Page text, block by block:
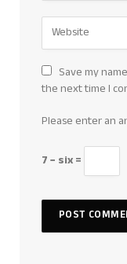
Save my
the next time I
Please enter an
7 − six =